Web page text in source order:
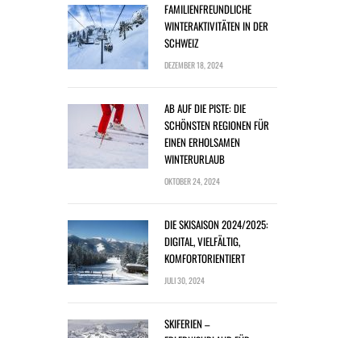
FAMILIENFREUNDLICHE
WINTERAKTIVITÄTEN IN DER
SCHWEIZ
DEZEMBER 18, 2024
AB AUF DIE PISTE: DIE
SCHÖNSTEN REGIONEN FÜR
EINEN ERHOLSAMEN
WINTERURLAUB
OKTOBER 24, 2024
DIE SKISAISON 2024/2025:
DIGITAL, VIELFÄLTIG,
KOMFORTORIENTIERT
JULI 30, 2024
SKIFERIEN –